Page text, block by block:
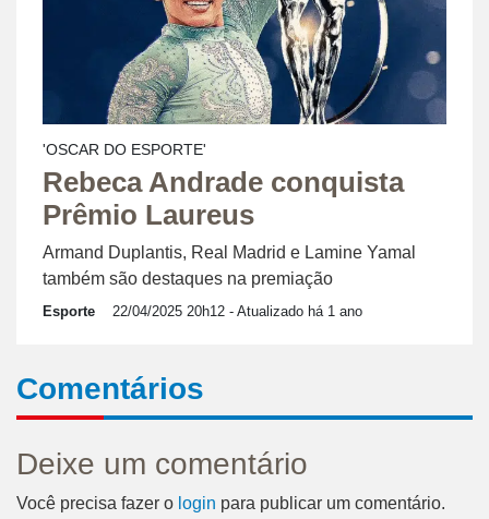
'OSCAR DO ESPORTE'
Rebeca Andrade conquista
Prêmio Laureus
Armand Duplantis, Real Madrid e Lamine Yamal
também são destaques na premiação
Esporte 22/04/2025 20h12 - Atualizado há 1 ano
Comentários
Deixe um comentário
Você precisa fazer o login para publicar um comentário.